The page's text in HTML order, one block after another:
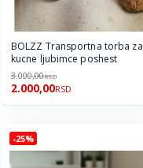
BOLZZ Transportna torba za
kucne ljubimce poshest
3.000,00RSD
2.000,00RSD
-25%